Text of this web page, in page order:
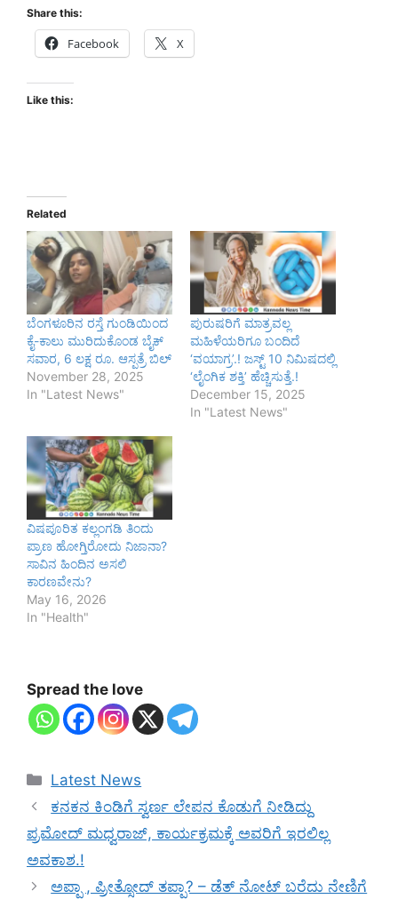
Share this:
Facebook X
Like this:
Related
ಬೆಂಗಳೂರಿನ ರಸ್ತೆ ಗುಂಡಿಯಿಂದ
ಕೈ-ಕಾಲು ಮುರಿದುಕೊಂಡ ಬೈಕ್
ಸವಾರ, 6 ಲಕ್ಷ ರೂ. ಆಸ್ಪತ್ರೆ ಬಿಲ್‌
November 28, 2025
In "Latest News"
ಪುರುಷರಿಗೆ ಮಾತ್ರವಲ್ಲ
ಮಹಿಳೆಯರಿಗೂ ಬಂದಿದೆ
‘ವಯಾಗ್ರ’.! ಜಸ್ಟ್ 10 ನಿಮಿಷದಲ್ಲಿ
‘ಲೈಂಗಿಕ ಶಕ್ತಿ’ ಹೆಚ್ಚಿಸುತ್ತೆ.!
December 15, 2025
In "Latest News"
ವಿಷಪೂರಿತ ಕಲ್ಲಂಗಡಿ ತಿಂದು
ಪ್ರಾಣ ಹೋಗ್ತಿರೋದು ನಿಜಾನಾ?
ಸಾವಿನ ಹಿಂದಿನ ಅಸಲಿ
ಕಾರಣವೇನು?
May 16, 2026
In "Health"
Spread the love
Categories
Latest News
ಕನಕನ ಕಿಂಡಿಗೆ ಸ್ವರ್ಣ ಲೇಪನ ಕೊಡುಗೆ ನೀಡಿದ್ದು
ಪ್ರಮೋದ್‌ ಮಧ್ವರಾಜ್‌, ಕಾರ್ಯಕ್ರಮಕ್ಕೆ ಅವರಿಗೆ ಇರಲಿಲ್ಲ
ಅವಕಾಶ.!
ಅಪ್ಪಾ , ಪ್ರೀತ್ಸೋದ್ ತಪ್ಪಾ? – ಡೆತ್ ನೋಟ್ ಬರೆದು ನೇಣಿಗೆ